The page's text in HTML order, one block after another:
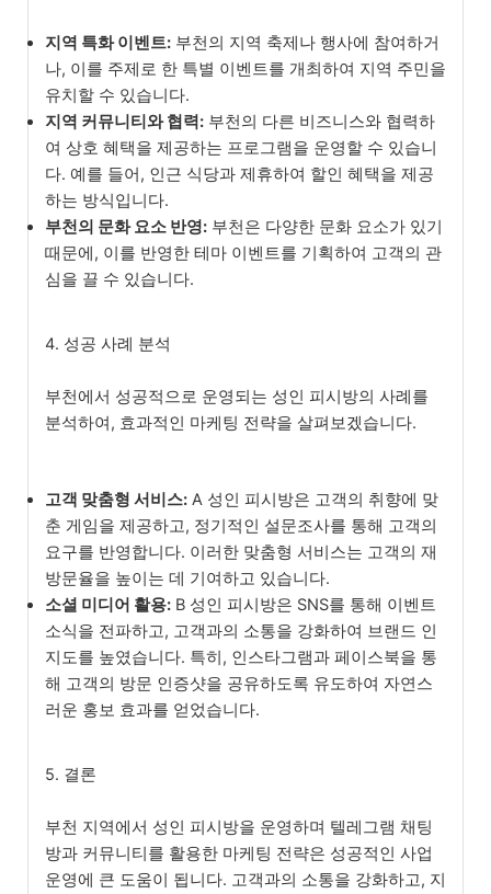
지역 특화 이벤트: 부천의 지역 축제나 행사에 참여하거
나, 이를 주제로 한 특별 이벤트를 개최하여 지역 주민을
유치할 수 있습니다.
지역 커뮤니티와 협력: 부천의 다른 비즈니스와 협력하
여 상호 혜택을 제공하는 프로그램을 운영할 수 있습니
다. 예를 들어, 인근 식당과 제휴하여 할인 혜택을 제공
하는 방식입니다.
부천의 문화 요소 반영: 부천은 다양한 문화 요소가 있기
때문에, 이를 반영한 테마 이벤트를 기획하여 고객의 관
심을 끌 수 있습니다.
4. 성공 사례 분석
부천에서 성공적으로 운영되는 성인 피시방의 사례를
분석하여, 효과적인 마케팅 전략을 살펴보겠습니다.
고객 맞춤형 서비스: A 성인 피시방은 고객의 취향에 맞
춘 게임을 제공하고, 정기적인 설문조사를 통해 고객의
요구를 반영합니다. 이러한 맞춤형 서비스는 고객의 재
방문율을 높이는 데 기여하고 있습니다.
소셜 미디어 활용: B 성인 피시방은 SNS를 통해 이벤트
소식을 전파하고, 고객과의 소통을 강화하여 브랜드 인
지도를 높였습니다. 특히, 인스타그램과 페이스북을 통
해 고객의 방문 인증샷을 공유하도록 유도하여 자연스
러운 홍보 효과를 얻었습니다.
5. 결론
부천 지역에서 성인 피시방을 운영하며 텔레그램 채팅
방과 커뮤니티를 활용한 마케팅 전략은 성공적인 사업
운영에 큰 도움이 됩니다. 고객과의 소통을 강화하고, 지